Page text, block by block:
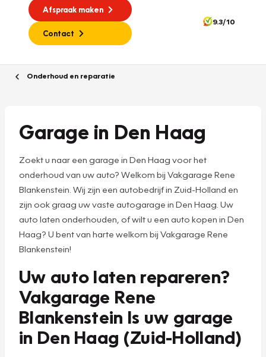
Afspraak maken
Contact
9.3/10
Onderhoud en reparatie
Garage in Den Haag
Zoekt u naar een garage in Den Haag voor het
onderhoud van uw auto? Welkom bij Vakgarage Rene
Blankenstein. Wij zijn een autobedrijf in Zuid-Holland en
zijn ook graag uw vaste autogarage in Den Haag. Uw
auto laten onderhouden, of wilt u een auto kopen in Den
Haag? U bent van harte welkom bij Vakgarage Rene
Blankenstein!
Uw auto laten repareren?
Vakgarage Rene
Blankenstein Is uw garage
in Den Haag (Zuid-Holland)